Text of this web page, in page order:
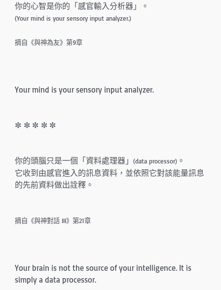
你的心智是你的「感官輸入分析器」。
(Your mind is your sensory input analyzer.)
摘自《與神為友》第9章
Your mind is your sensory input analyzer.
✼ ✼ ✼ ✼ ✼
你的頭腦只是一個「資料處理器」 (data processor) 。
它收到由感官進入的訊息資料，並依照它對該能量訊息
的先前資料做出詮釋。
摘自《與神對話 III》第21章
Your brain is not the source of your intelligence. It is
simply a data processor.